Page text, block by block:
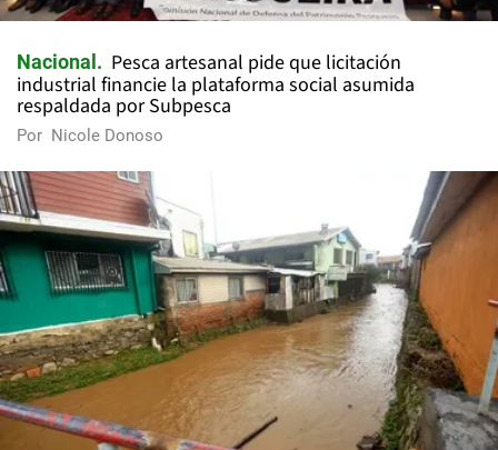
Nacional
Pesca artesanal pide que licitación
industrial financie la plataforma social asumida
respaldada por Subpesca
Por Nicole Donoso